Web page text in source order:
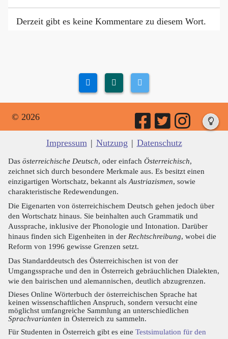
Derzeit gibt es keine Kommentare zu diesem Wort.
© 2026
Impressum | Nutzung | Datenschutz
Das österreichische Deutsch, oder einfach Österreichisch,
zeichnet sich durch besondere Merkmale aus. Es besitzt einen
einzigartigen Wortschatz, bekannt alsAustriazismen, sowie
charakteristische Redewendungen.
Die Eigenarten von österreichischem Deutsch gehen jedoch über
den Wortschatz hinaus. Sie beinhalten auch Grammatik und
Aussprache, inklusive der Phonologie und Intonation. Darüber
hinaus finden sich Eigenheiten in der Rechtschreibung, wobei die
Reform von 1996 gewisse Grenzen setzt.
Das Standarddeutsch des Österreichischen ist von der
Umgangssprache und den in Österreich gebräuchlichen Dialekten,
wie den bairischen und alemannischen, deutlich abzugrenzen.
Dieses Online Wörterbuch der österreichischen Sprache hat
keinen wissenschaftlichen Anspruch, sondern versucht eine
möglichst umfangreiche Sammlung an unterschiedlichen
Sprachvarianten in Österreich zu sammeln.
Für Studenten in Österreich gibt es eine Testsimulation für den